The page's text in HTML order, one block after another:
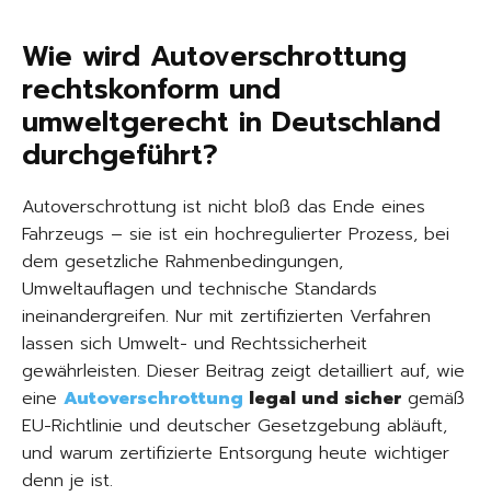
Wie wird Autoverschrottung
rechtskonform und
umweltgerecht in Deutschland
durchgeführt?
Autoverschrottung ist nicht bloß das Ende eines
Fahrzeugs – sie ist ein hochregulierter Prozess, bei
dem gesetzliche Rahmenbedingungen,
Umweltauflagen und technische Standards
ineinandergreifen. Nur mit zertifizierten Verfahren
lassen sich Umwelt- und Rechtssicherheit
gewährleisten. Dieser Beitrag zeigt detailliert auf, wie
eine Autoverschrottung legal und sicher gemäß
EU-Richtlinie und deutscher Gesetzgebung abläuft,
und warum zertifizierte Entsorgung heute wichtiger
denn je ist.